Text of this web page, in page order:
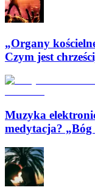
„Organy
Czym jest
Muzyka
medytacja?